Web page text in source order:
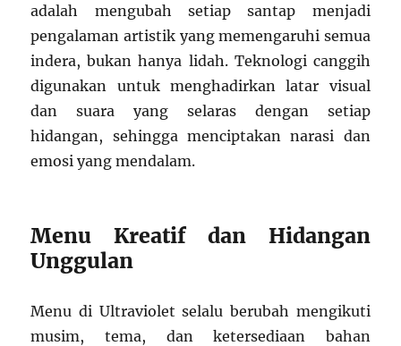
adalah mengubah setiap santap menjadi
pengalaman artistik yang memengaruhi semua
indera, bukan hanya lidah. Teknologi canggih
digunakan untuk menghadirkan latar visual
dan suara yang selaras dengan setiap
hidangan, sehingga menciptakan narasi dan
emosi yang mendalam.
Menu Kreatif dan Hidangan
Unggulan
Menu di Ultraviolet selalu berubah mengikuti
musim, tema, dan ketersediaan bahan